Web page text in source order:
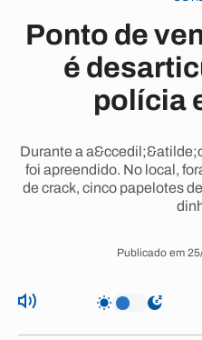
Ponto de
é
polícia
Durante a
foi apreendido. No local,
de crack, cinco papelotes
Publicado em